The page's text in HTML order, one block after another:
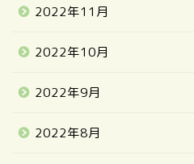
2022年11月
2022年10月
2022年9月
2022年8月